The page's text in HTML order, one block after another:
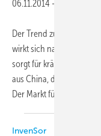
06.11.2014 -
Der Trend zu mehr
wirkt sich nachhaltig auf
sorgt für kräftiges
aus China, dem weltweit
Der Marktfür...
InvenSor